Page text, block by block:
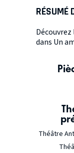
RÉSUMÉ
dans Un
Théâtre